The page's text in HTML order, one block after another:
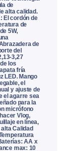
de
alta calidad.
El cordón de
de
5W,
de
del
3,27
los
fría
LED. Mango
el
y ajuste de
el agarre sea
para la
micrófono
Vlog,
en línea,
Calidad
AA x
max: 10